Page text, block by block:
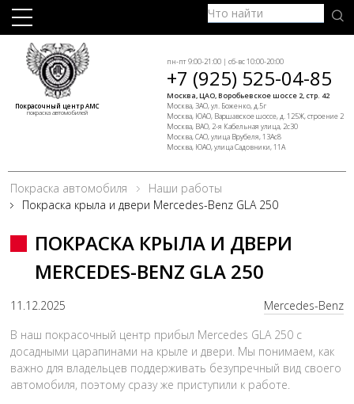
Покрасочный центр АМС
покраска автомобилей
пн-пт 9:00-21:00 | сб-вс 10:00-20:00
+7 (925) 525-04-85
Москва, ЦАО, Воробьевское шоссе 2, стр. 42
Москва, ЗАО, ул. Боженко, д.5г
Москва, ЮАО, Варшавское шоссе, д. 125Ж, строение 2
Москва, ВАО, 2-я Кабельная улица, 2с30
Москва, САО, улица Врубеля, 13Ас8
Москва, ЮАО, улица Садовники, 11А
Покраска автомобиля
Наши работы
Покраска крыла и двери Mercedes-Benz GLA 250
ПОКРАСКА КРЫЛА И ДВЕРИ
MERCEDES-BENZ GLA 250
11.12.2025
Mercedes-Benz
В наш покрасочный центр прибыл Mercedes GLA 250 с
досадными царапинами на крыле и двери. Мы понимаем, как
важно для владельцев поддерживать безупречный вид своего
автомобиля, поэтому сразу же приступили к работе.